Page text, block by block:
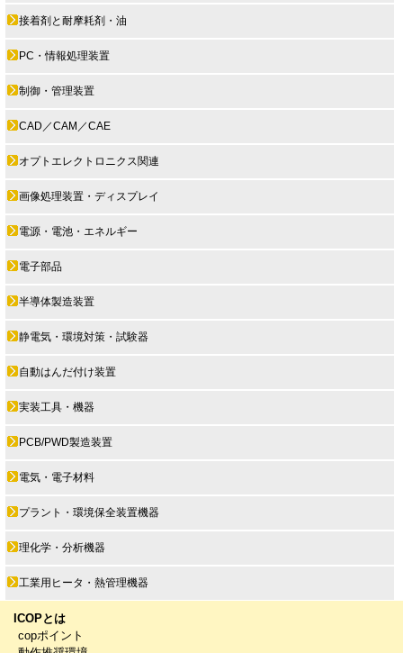
接着剤と耐摩耗剤・油
PC・情報処理装置
制御・管理装置
CAD／CAM／CAE
オプトエレクトロニクス関連
画像処理装置・ディスプレイ
電源・電池・エネルギー
電子部品
半導体製造装置
静電気・環境対策・試験器
自動はんだ付け装置
実装工具・機器
PCB/PWD製造装置
電気・電子材料
プラント・環境保全装置機器
理化学・分析機器
工業用ヒータ・熱管理機器
ICOPとは
copポイント